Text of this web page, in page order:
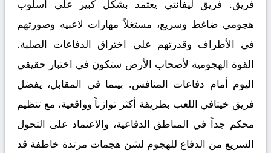
فريق. فريق ليفانتي يعتمد بشكل كبير على أسلوب
هجومي ضاغط وسريع، مستغلاً مهارات لاعبيه وصورتهم
في الأطراف وقدرتهم على اختراق الدفاعات الصلبة.
القوة الهجومية لأصحاب الأرض ستكون في اختبار حقيقي
اليوم أمام دفاعات المنافس. بينما في المقابل، يفضل
فريق خيتافي اللعب بطريقة أكثر توازناً وواقعية، مع تنظيم
محكم جداً في المناطق الدفاعية، والاعتماد على التحول
السريع من الدفاع للهجوم لشن هجمات مرتدة خاطفة قد